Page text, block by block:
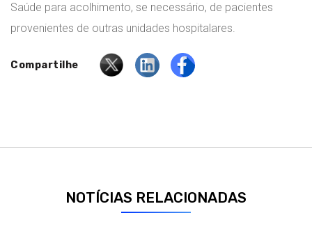
Saúde para acolhimento, se necessário, de pacientes
provenientes de outras unidades hospitalares.
Compartilhe
NOTÍCIAS RELACIONADAS